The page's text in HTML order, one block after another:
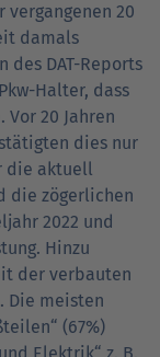
20
damals
des DAT-Reports
Halter, dass
20 Jahren
dies nur
die aktuell
die zögerlichen
2022 und
Hinzu
der verbauten
Die meisten
(67%)